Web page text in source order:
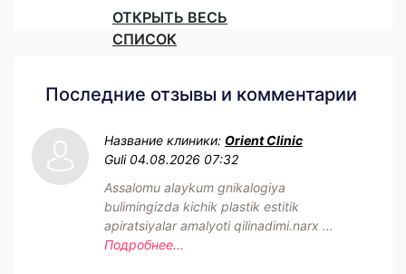
ОТКРЫТЬ ВЕСЬ
СПИСОК
Последние отзывы и комментарии
Название клиники: Orient Clinic
Guli 04.08.2026 07:32
Assalomu alaykum gnikalogiya
bulimingizda kichik plastik estitik
apiratsiyalar amalyoti qilinadimi.narx ...
Подробнее...